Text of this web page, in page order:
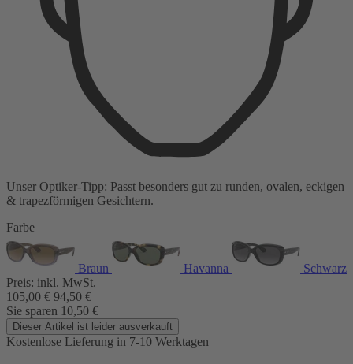
Unser Optiker-Tipp: Passt besonders gut zu runden, ovalen, eckigen
& trapezförmigen Gesichtern.
Farbe
Braun Havanna
Schwarz
Preis: inkl. MwSt.
105,00 € 94,50 €
Sie sparen 10,50 €
Dieser Artikel ist leider ausverkauft
Kostenlose Lieferung in 7-10 Werktagen